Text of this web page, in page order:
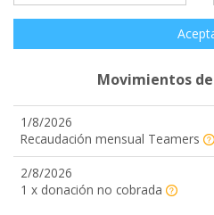
Movimientos
1/8/2026
Recaudación mensual Teamers
2/8/2026
1 x donación no cobrada